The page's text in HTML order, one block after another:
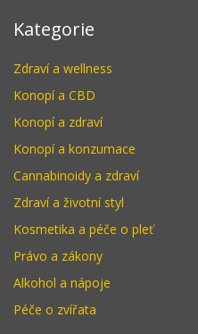
Kategorie
Zdraví a wellness
Konopí a CBD
Konopí a zdraví
Konopí a konzumace
Cannabinoidy a zdraví
Zdraví a životní styl
Kosmetika a péče o pleť
Právo a zákony
Alkohol a nápoje
Péče o zvířata